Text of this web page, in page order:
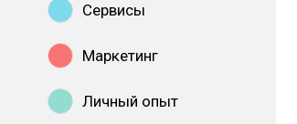
Сервисы
Маркетинг
Личный опыт